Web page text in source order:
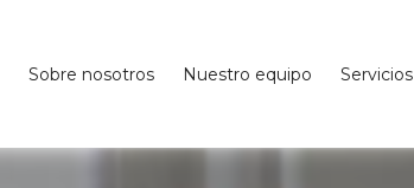
Sobre nosotros Nuestro equipo Servicios